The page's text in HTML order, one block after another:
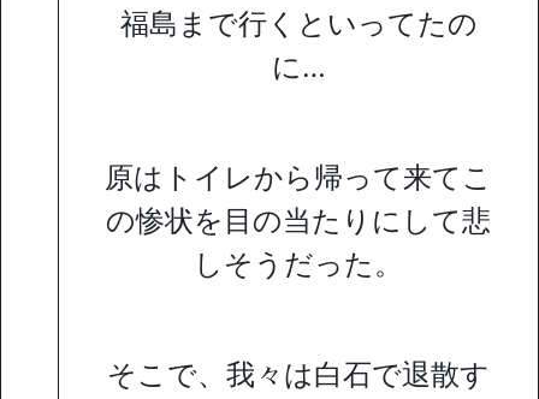
福島まで行くといってたの
に…
原はトイレから帰って来てこ
の惨状を目の当たりにして悲
しそうだった。
そこで、我々は白石で退散す